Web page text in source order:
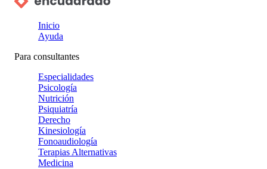
Inicio
Ayuda
Para consultantes
Especialidades
Psicología
Nutrición
Psiquiatría
Derecho
Kinesiología
Fonoaudiología
Terapias Alternativas
Medicina